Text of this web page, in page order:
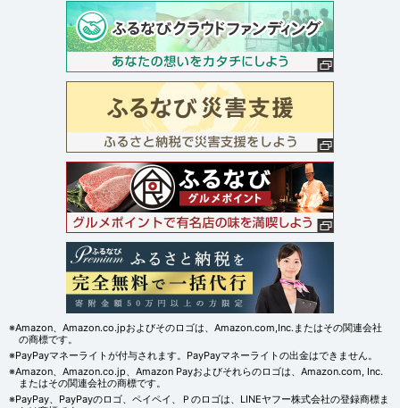
※Amazon、Amazon.co.jpおよびそのロゴは、Amazon.com,Inc.またはその関連会社
の商標です。
※PayPayマネーライトが付与されます。PayPayマネーライトの出金はできません。
※Amazon、Amazon.co.jp、Amazon Payおよびそれらのロゴは、Amazon.com, Inc.
またはその関連会社の商標です。
※PayPay、PayPayのロゴ、ペイペイ、Ｐのロゴは、LINEヤフー株式会社の登録商標ま